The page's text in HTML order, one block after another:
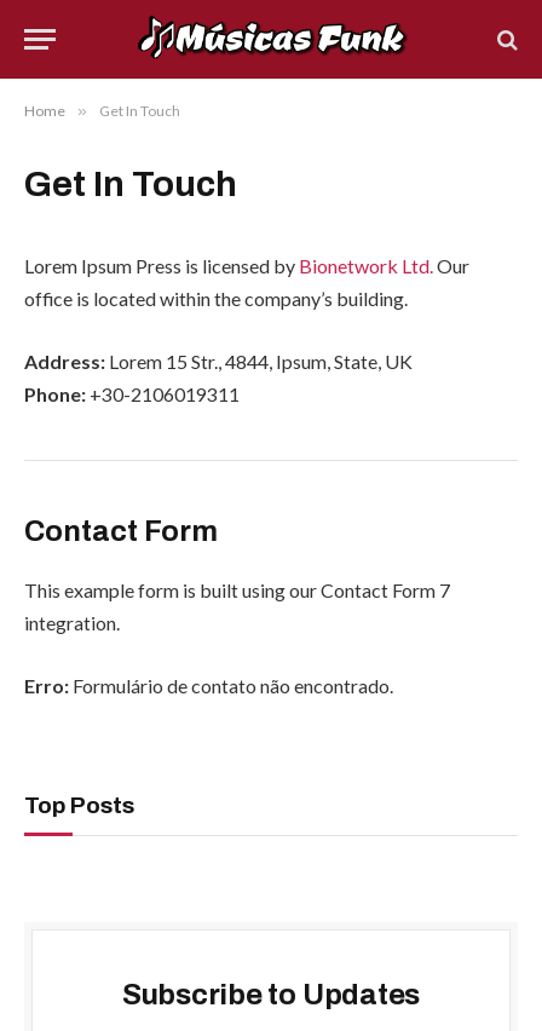
Home » Get In Touch
Get In Touch
Lorem Ipsum Press is licensed by Bionetwork Ltd.Our
office is located within the company’s building.
Address: Lorem 15 Str., 4844, Ipsum, State, UK
Phone: +30-2106019311
Contact Form
This example form is built using our Contact Form 7
integration.
Erro: Formulário de contato não encontrado.
Top Posts
Subscribe to Updates